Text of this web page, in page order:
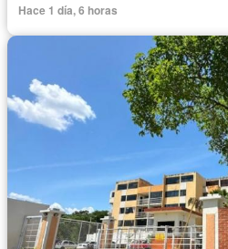
Hace 1 día, 6 horas